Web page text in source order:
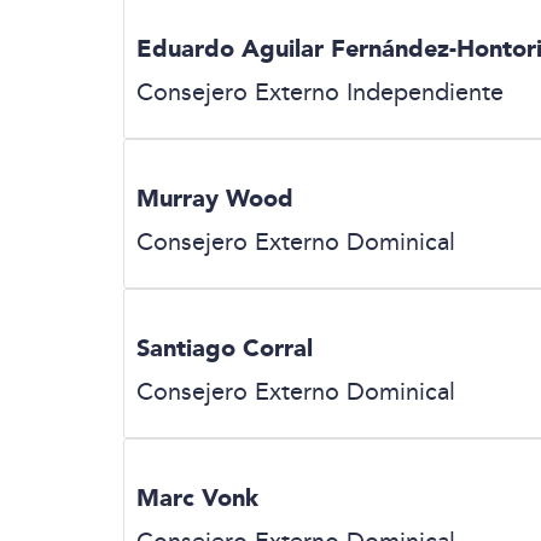
Eduardo Aguilar Fernández-
Consejero Externo Independiente
Murray Wood
Consejero Externo Dominical
Santiago Corral
Consejero Externo Dominical
Marc Vonk